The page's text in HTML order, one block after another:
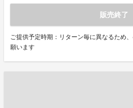
販売終了
ご提供予定時期：リターン毎に異なるため
願います